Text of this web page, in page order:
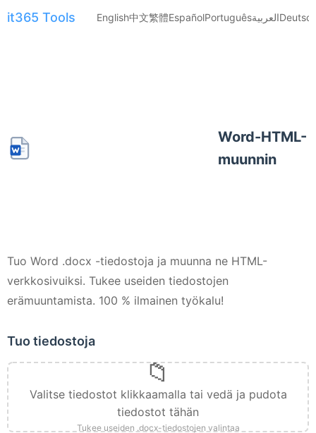
it365 Tools English中文繁體EspañolPortuguêsالعربية
Word-HTML-
muunnin
Tuo Word .docx -tiedostoja ja muunna ne HTML-
verkkosivuiksi. Tukee useiden tiedostojen
erämuuntamista. 100 % ilmainen työkalu!
Tuo tiedostoja
📁
Valitse tiedostot klikkaamalla tai vedä ja pudota
tiedostot tähän
Tukee useiden .docx-tiedostojen valintaa